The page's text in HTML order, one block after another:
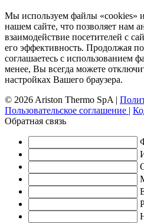
Мы используем файлы «cookies»
нашем сайте, что позволяет нам
взаимодействие посетителей с
его эффективность. Продолжая
соглашаетесь с использованием
менее, Вы всегда можете
настройках Вашего браузера.
© 2026 Ariston Thermo SpA |
Пользовательское соглашение |
Обратная связь